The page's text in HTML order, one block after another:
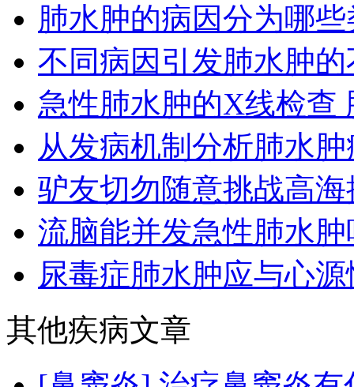
肺水肿的病因分为哪
不同病因引发肺水肿
急性肺水肿的X线检查
从发病机制分析肺水
驴友切勿随意挑战高海
流脑能并发急性肺水肿
尿毒症肺水肿应与心
其他疾病文章